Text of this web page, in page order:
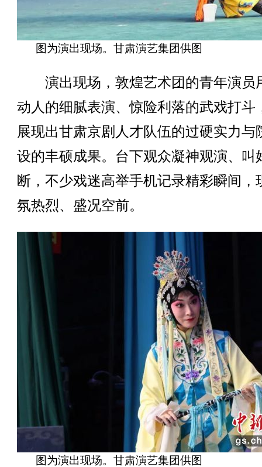
图为演出现场。甘肃演艺集团供图
演出现场，敦煌艺术团的青年演员
动人的细腻表演、惊险利落的武戏打斗
展现出甘肃京剧人才队伍的过硬实力与
设的丰硕成果。台下观众凝神观演、叫
断，不少戏迷高举手机记录精彩瞬间，
氛热烈、盛况空前。
图为演出现场。甘肃演艺集团供图